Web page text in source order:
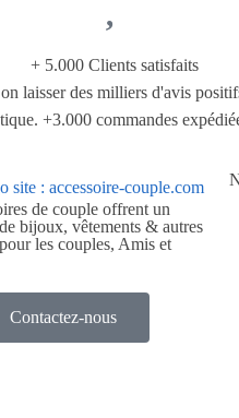
+ 5.000 Clients satisfaits
laisser des milliers d'avis
+3.000 commandes
de couple offrent un
bijoux, vêtements & autres
les couples, Amis et
Contactez-nous